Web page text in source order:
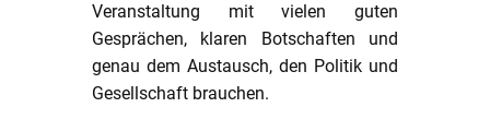
Veranstaltung mit vielen guten
Gesprächen, klaren Botschaften und
genau dem Austausch, den Politik und
Gesellschaft brauchen.